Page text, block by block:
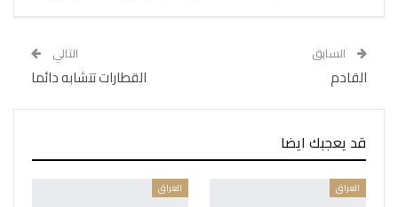
السابق
القادم
التالي
القطارات تتشابه دائما
قد يعجبك ايضا
العراق العراق